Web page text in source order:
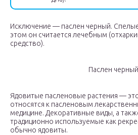
Исключение — паслен черный.
этом он считается лечебным
средство).
Паслен черный
Ядовитые пасленовые растения —
относятся к пасленовым
медицине. Декоративные виды, а
традиционно используемые как
обычно ядовиты.